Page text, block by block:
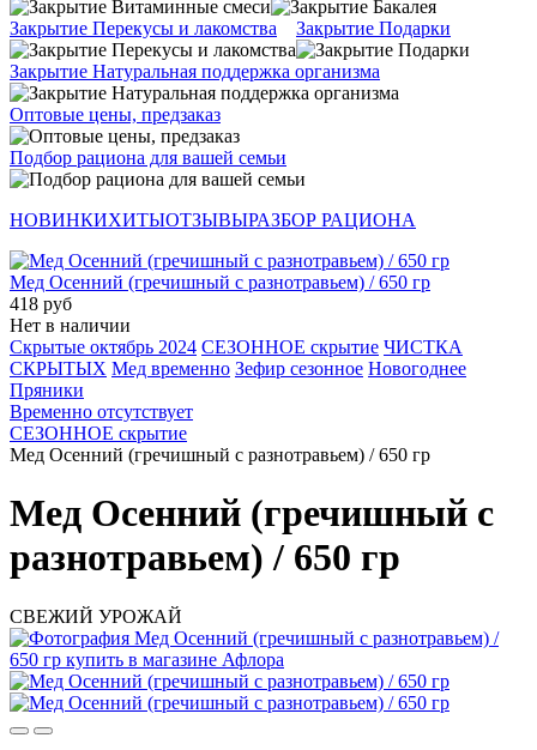
Закрытие Перекусы и лакомства Закрытие Подарки
Закрытие Натуральная поддержка организма
Оптовые цены, предзаказ
Подбор рациона для вашей семьи
НОВИНКИХИТЫОТЗЫВЫРАЗБОР РАЦИОНА
Мед Осенний (гречишный с разнотравьем) / 650 гр
418 руб
Нет в наличии
Скрытые октябрь 2024 СЕЗОННОЕ скрытие ЧИСТКА
СКРЫТЫХ Мед временно Зефир сезонное Новогоднее
Пряники
Временно отсутствует
СЕЗОННОЕ скрытие
Мед Осенний (гречишный с разнотравьем) / 650 гр
Мед Осенний (гречишный с
разнотравьем) / 650 гр
СВЕЖИЙ УРОЖАЙ